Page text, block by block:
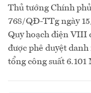
Thủ tướng Chính
768/QĐ-TTg ngày
Quy hoạch điện VIII
được phê duyệt
tổng công suất 6.101